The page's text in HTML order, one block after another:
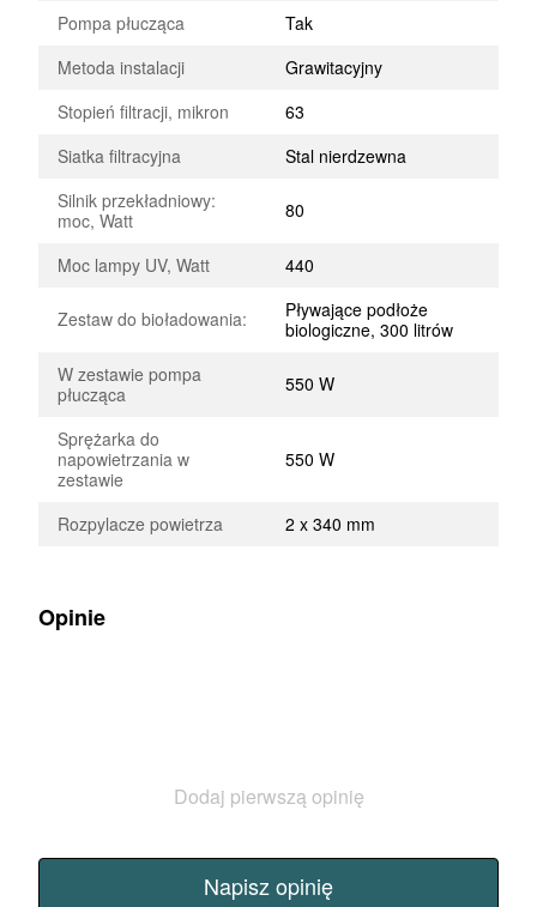
Pompa płucząca
Tak
Metoda instalacji
Grawitacyjny
Stopień filtracji, mikron
63
Siatka filtracyjna
Stal nierdzewna
Silnik przekładniowy:
moc, Watt
80
Moc lampy UV, Watt 440
Zestaw do bioładowania:
Pływające podłoże
biologiczne, 300 litrów
W zestawie pompa
płucząca
550 W
Sprężarka do
napowietrzania w
zestawie
550 W
Rozpylacze powietrza 2 x 340 mm
Opinie
Dodaj pierwszą opinię
Napisz opinię